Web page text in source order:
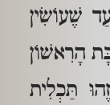
שֶׁעוֹשִׂין
הָרִאשׁוֹן
תַּכְלִית